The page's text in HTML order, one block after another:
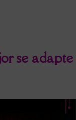
se adapte